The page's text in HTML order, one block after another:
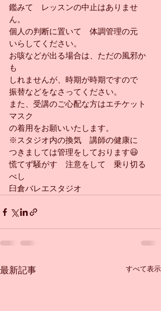
鑑みて　レッスンの中止はありませ
ん。
個人の判断に置いて　体調管理の元
いらしてください。
お咳などが出る場合は、ただの風邪か
も
しれませんが、時期が時期ですので
振替などをなさってください。
また、受講のご心配な方はエチケット
マスク
の着用をお願いいたします。
※スタジオ内の換気　講師の健康に
つきましては管理をしております😃
慌てず騒がす　注意をして　乗り切る
べし
臼倉バレエスタジオ
最新記事 すべて表示